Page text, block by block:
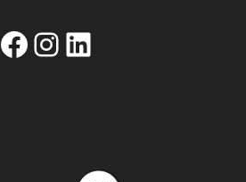
Facebook
Instagram
Linkedin